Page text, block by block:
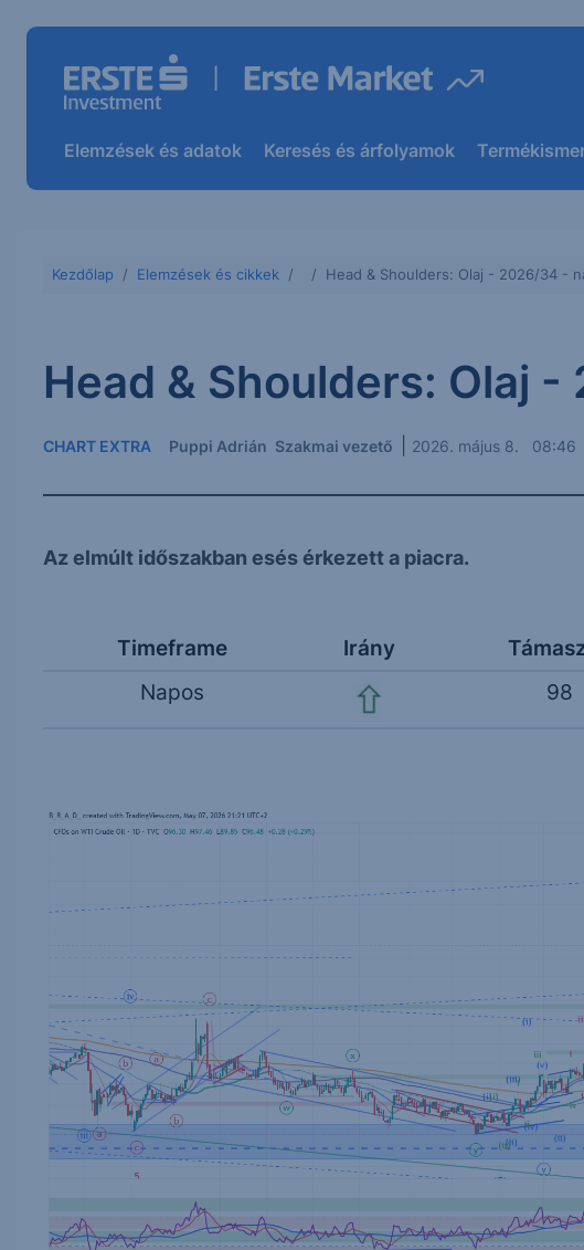
Elemzések és adatok Keresés és árfolyamok
Kezdőlap Elemzések és cikkek Head & Shoulders: Olaj - 2026/34 -
Head & Shoulders: Olaj
CHART EXTRA Puppi Adrián Szakmai vezető 2026. május 8. 08:46
Az elmúlt időszakban esés érkezett a piacra.
Timeframe Irány
Napos
98